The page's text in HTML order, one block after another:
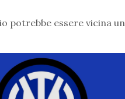
potrebbe essere vicina